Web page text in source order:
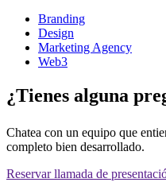
Branding
Design
Marketing Agency
Web3
¿Tienes alguna
Chatea con un equipo que
completo bien desarrollado.
Reservar llamada de